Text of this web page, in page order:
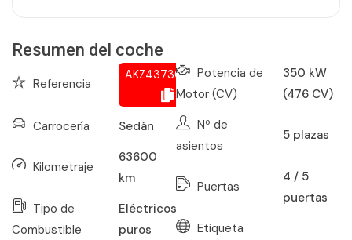
Resumen del coche
Referencia
AKZ437302966
Carrocería Sedán
Kilometraje
63600
km
Tipo de
Combustible
Eléctricos
puros
Potencia de
Motor (CV)
350 kW
(476 CV)
Nº de
asientos
5 plazas
Puertas
4 / 5
puertas
Etiqueta